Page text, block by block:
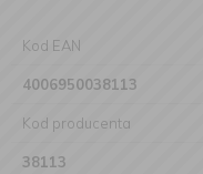
Kod EAN
4006950038113
Kod producenta
38113